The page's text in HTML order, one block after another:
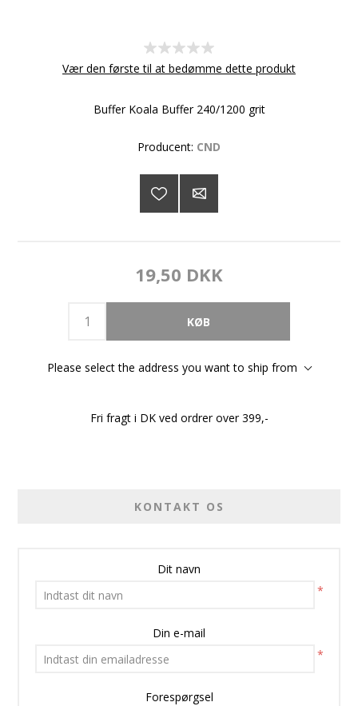
Vær den første til at bedømme dette produkt
Buffer Koala Buffer 240/1200 grit
Producent: CND
19,50 DKK
Please select the address you want to ship from
Fri fragt i DK ved ordrer over 399,-
KONTAKT OS
Dit navn
*
Din e-mail
*
Forespørgsel